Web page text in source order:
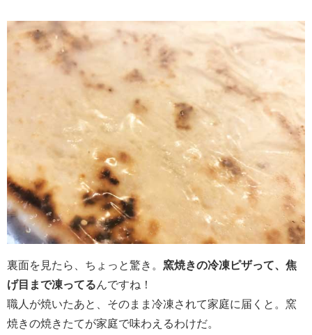
裏面を見たら、ちょっと驚き。 窯焼きの冷凍ピザって、焦
げ目まで凍ってるんですね！
職人が焼いたあと、そのまま冷凍されて家庭に届くと。窯
焼きの焼きたてが家庭で味わえるわけだ。